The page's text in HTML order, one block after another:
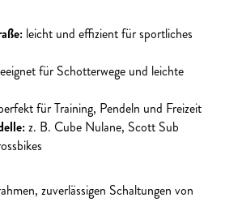
leicht und effizient für sportliches
für Schotterwege und leichte
für Training, Pendeln und Freizeit
z. B. Cube Nulane, Scott Sub
zuverlässigen Schaltungen von